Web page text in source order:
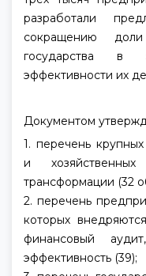
разработали
сокращению
государства в
эффективности их
Документом
1. перечень
и
трансформации (32
2. перечень
которых
финансовый
эффективность (39);